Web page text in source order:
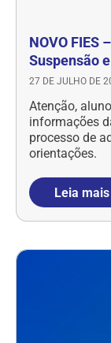
NOVO FIES
Suspensão
27 DE JULHO DE
Atenção,
informações
processo de
orientações.
Leia mais